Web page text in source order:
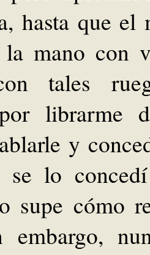
hasta que
mano con
tales
librarme
y
se lo
supe cómo
embargo,